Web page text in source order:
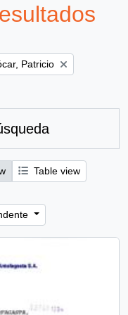
Patricio
Table view